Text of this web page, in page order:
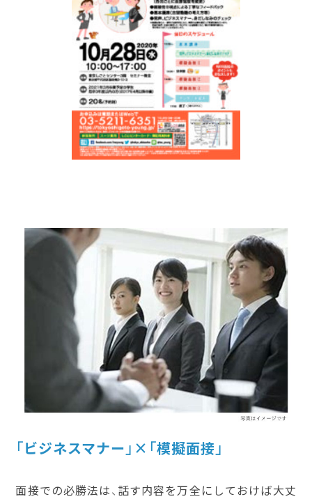
「ビジネスマナー」×「模擬面接」
面接での必勝法は、話す内容を万全にしておけば大丈